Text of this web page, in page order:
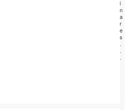
i
n
a
r
e
s
.
.
.